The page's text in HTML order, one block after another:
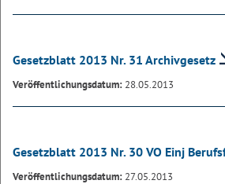
Gesetzblatt 2013 Nr. 31 Archivgesetz
Veröffentlichungsdatum: 28.05.2013
Gesetzblatt 2013 Nr. 30 VO Einj
Veröffentlichungsdatum: 27.05.2013